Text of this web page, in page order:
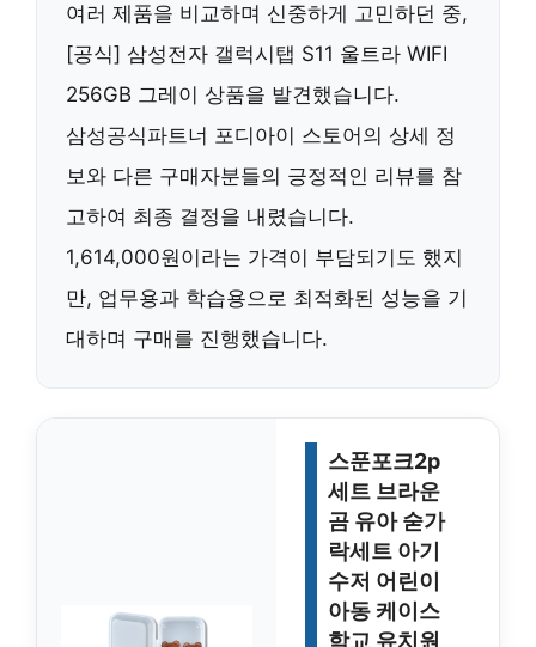
여러 제품을 비교하며 신중하게 고민하던 중,
[공식] 삼성전자 갤럭시탭 S11 울트라 WIFI
256GB 그레이 상품을 발견했습니다.
삼성공식파트너 포디아이 스토어의 상세 정
보와 다른 구매자분들의 긍정적인 리뷰를 참
고하여 최종 결정을 내렸습니다.
1,614,000원이라는 가격이 부담되기도 했지
만, 업무용과 학습용으로 최적화된 성능을 기
대하며 구매를 진행했습니다.
스푼포크2p
세트 브라운
곰 유아 숟가
락세트 아기
수저 어린이
아동 케이스
학교 유치원